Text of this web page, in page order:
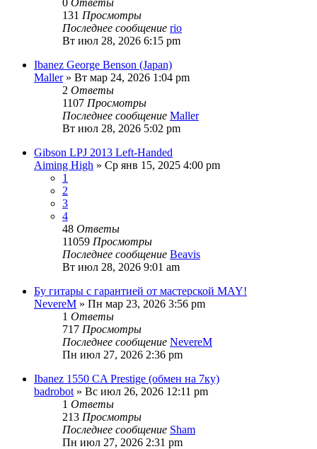
131 Просмотры
Последнее сообщение rio
Вт июл 28, 2026 6:15 pm
Ibanez George Benson (Japan)
Maller» Вт мар 24, 2026 1:04 pm
2 Ответы
1107 Просмотры
Последнее сообщение Maller
Вт июл 28, 2026 5:02 pm
Gibson LPJ 2013 Left-Handed
Aiming High » Ср янв 15, 2025 4:00 pm
1
2
3
4
48 Ответы
11059 Просмотры
Последнее сообщение Beavis
Вт июл 28, 2026 9:01 am
Бу гитары с гарантией от мастерской MAY!
NevereM » Пн мар 23, 2026 3:56 pm
1 Ответы
717 Просмотры
Последнее сообщение NevereM
Пн июл 27, 2026 2:36 pm
Ibanez 1550 CA Prestige (обмен на 7ку)
badrobot » Вс июл 26, 2026 12:11 pm
1 Ответы
213 Просмотры
Последнее сообщение Sham
Пн июл 27, 2026 2:31 pm